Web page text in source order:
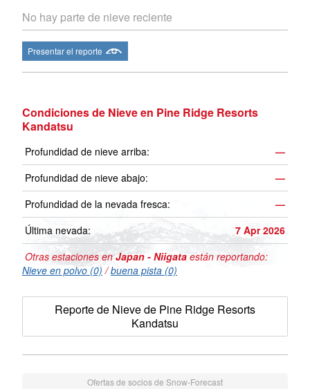
No hay parte de nieve reciente
Presentar el reporte
Condiciones de Nieve en Pine Ridge Resorts
Kandatsu
Profundidad de nieve arriba:
—
Profundidad de nieve abajo:
—
Profundidad de la nevada fresca:
—
Última nevada:
7 Apr 2026
Otras estaciones enJapan - Niigata están reportando:
Nieve en polvo (0) /buena pista (0)
Reporte de Nieve de Pine Ridge Resorts
Kandatsu
Ofertas de socios de Snow-Forecast